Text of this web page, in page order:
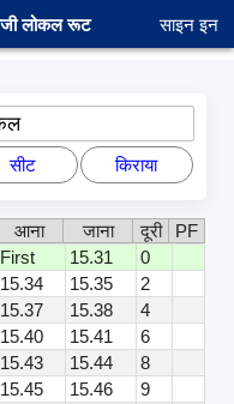
लोकल रूट साइन इन
सीट किराया
आना जाना दूरी
PF
First 15.31
0
15.34 15.35
2
15.37 15.38
4
15.40 15.41
6
15.43 15.44
8
15.45 15.46
9